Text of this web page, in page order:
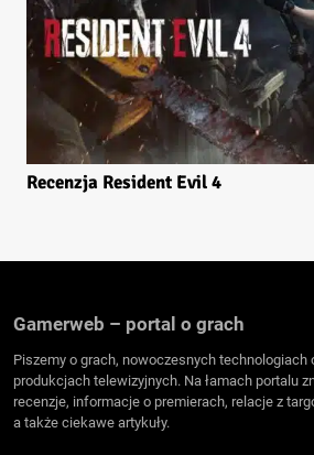
Recenzja Resident Evil 4
Gamerweb – portal o grach
Piszemy o grach, nowoczesnych
produkcjach telewizyjnych. Na łamach portalu
recenzje, informacje o premierach, relacje z
a także ciekawe artykuły.